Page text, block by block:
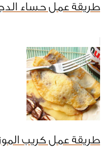
طريقة عمل حساء
طريقة عمل كريب الموز